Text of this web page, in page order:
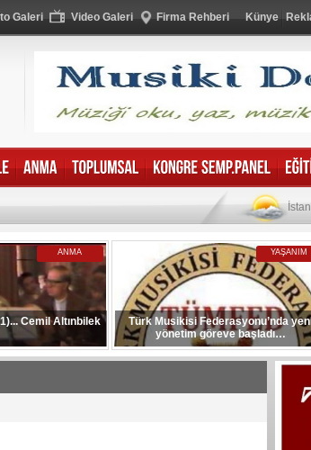
Galeri Video Galeri Firma Rehberi Künye
ANMA
Cemil Altınbilek
YAŞANIM
Türk Musikisi Federasyonu’nda
yönetim göreve başladı…